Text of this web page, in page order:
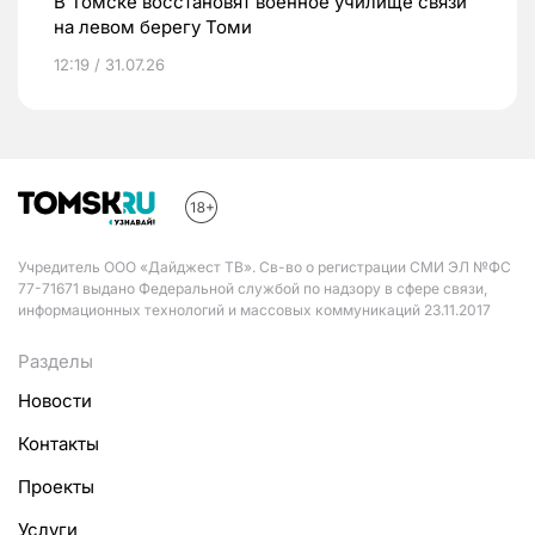
на левом берегу Томи
12:19 / 31.07.26
Учредитель ООО «Дайджест ТВ». Св-во о регистрации СМИ ЭЛ №ФС
77-71671 выдано Федеральной службой по надзору в сфере связи,
информационных технологий и массовых коммуникаций 23.11.2017
Разделы
Новости
Контакты
Проекты
Услуги